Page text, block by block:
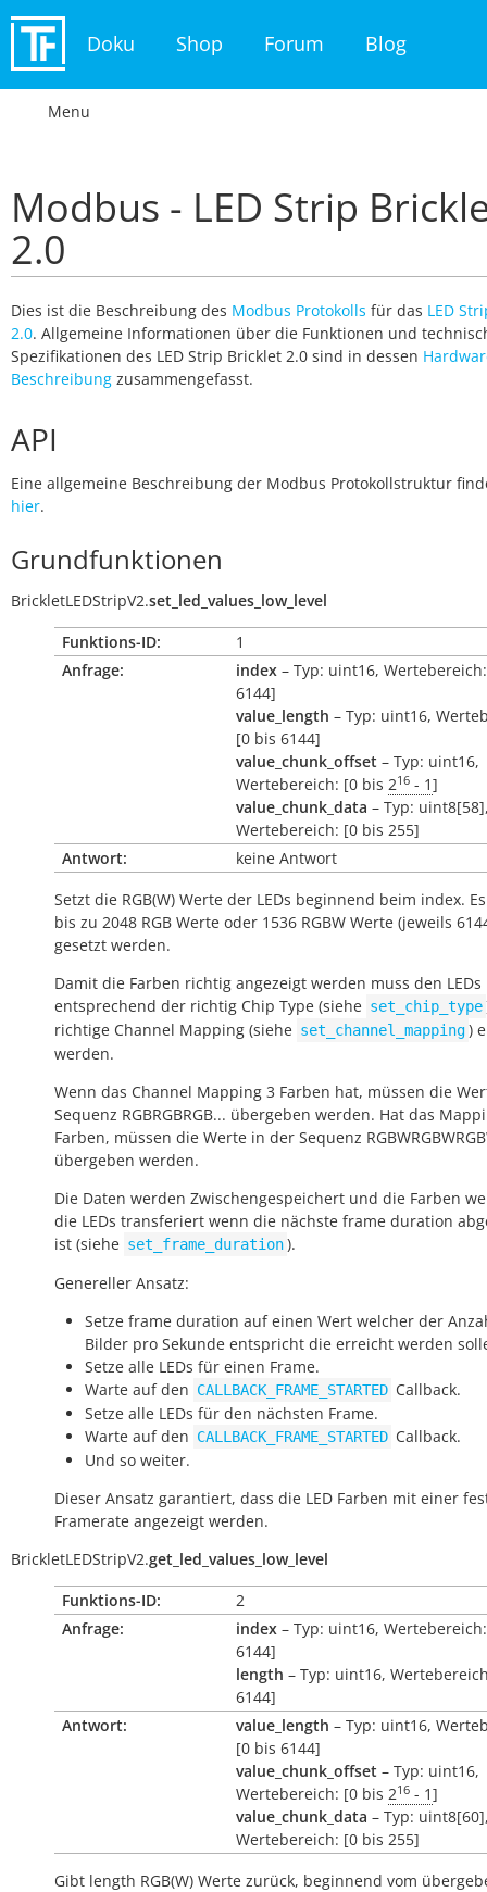
Doku Shop Forum Blog
Menu
Modbus - LED Strip
2.0
Dies ist die Beschreibung des Modbus Protokolls für das LED
2.0. Allgemeine Informationen über die Funktionen und
Spezifikationen des LED Strip Bricklet 2.0 sind in dessen
Beschreibung zusammengefasst.
API
Eine allgemeine Beschreibung der Modbus Protokollstruktur
hier.
Grundfunktionen
BrickletLEDStripV2.set_led_values_low_level
Funktions-ID:
1
Anfrage:
index – Typ: uint16,
6144]
value_length – Typ: uint16,
[0 bis 6144]
value_chunk_offset – Typ: uint16,
Wertebereich: [0 bis 216 - 1]
value_chunk_data – Typ:
Wertebereich: [0 bis 255]
Antwort:
keine Antwort
Setzt die RGB(W) Werte der LEDs beginnend beim index.
bis zu 2048 RGB Werte oder 1536 RGBW Werte (jeweils
gesetzt werden.
Damit die Farben richtig angezeigt werden muss den LEDs
entsprechend der richtig Chip Type (siehe set_chip_type
richtige Channel Mapping (siehe set_channel_mapping)
werden.
Wenn das Channel Mapping 3 Farben hat, müssen die
Sequenz RGBRGBRGB... übergeben werden. Hat das
Farben, müssen die Werte in der Sequenz
übergeben werden.
Die Daten werden Zwischengespeichert und die Farben
die LEDs transferiert wenn die nächste frame duration
ist (siehe set_frame_duration).
Genereller Ansatz:
Setze frame duration auf einen Wert welcher der
Bilder pro Sekunde entspricht die erreicht werden
Setze alle LEDs für einen Frame.
Warte auf den CALLBACK_FRAME_STARTED Callback.
Setze alle LEDs für den nächsten Frame.
Warte auf den CALLBACK_FRAME_STARTED Callback.
Und so weiter.
Dieser Ansatz garantiert, dass die LED Farben mit einer
Framerate angezeigt werden.
BrickletLEDStripV2.get_led_values_low_level
Funktions-ID:
2
Anfrage:
index – Typ: uint16,
6144]
length – Typ: uint16,
6144]
Antwort:
value_length – Typ: uint16,
[0 bis 6144]
value_chunk_offset – Typ: uint16,
Wertebereich: [0 bis 216 - 1]
value_chunk_data – Typ:
Wertebereich: [0 bis 255]
Gibt length RGB(W) Werte zurück, beginnend vom